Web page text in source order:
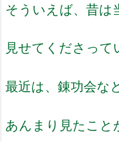
そういえば、昔
見せてくださっ
最近は、錬功会な
あんまり見たこ